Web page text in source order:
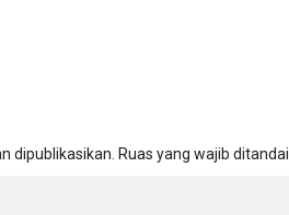
dipublikasikan. Ruas yang wajib ditandai